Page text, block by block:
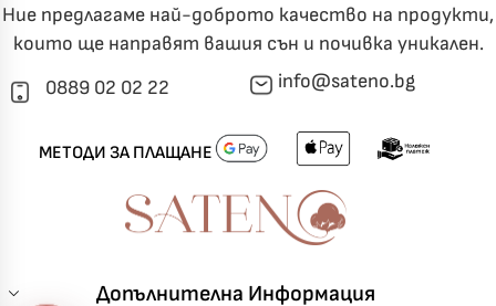
Ние предлагаме най-доброто качество на продукти,
които ще направят вашия сън и почивка уникален.
0889 02 02 22
info@sateno.bg
МЕТОДИ ЗА ПЛАЩАНЕ
Допълнителна Информация